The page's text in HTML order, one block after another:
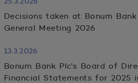
Decisions taken at Bonum Bank
General Meeting 2026
13.3.2026
Bonum Bank Plc's Board of
Financial Statements for 2025